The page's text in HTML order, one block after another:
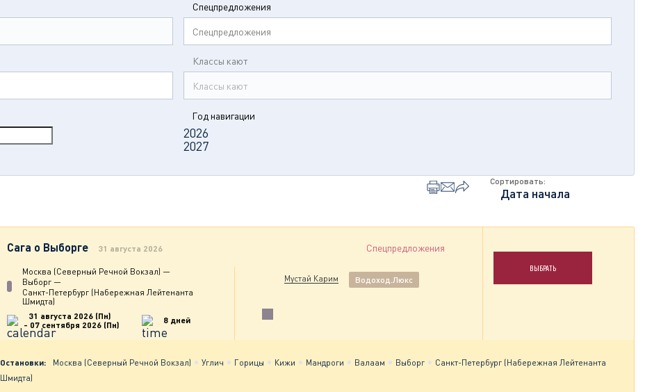
Спецпредложения
Спецпредложения
Классы кают
Классы кают
Год навигации
2026
2027
Сортировать:
Сага о Выборге 31 августа 2026 Спецпредложения
Москва (Северный Речной Вокзал) —
Выборг —
Санкт-Петербург (Набережная Лейтенанта
Шмидта)
31 августа 2026 (Пн)
- 07 сентября 2026 (Пн)
8 дней
Мустай Карим Водоход.Люкс
ВЫБРАТЬ
Остановки: Москва (Северный Речной Вокзал) Углич Горицы Кижи Мандроги Валаам Выборг
Санкт-Петербург (Набережная Лейтенанта
Шмидта)